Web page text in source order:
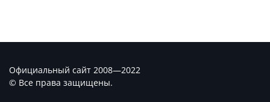
Официальный сайт 2008—2022
© Все права защищены.